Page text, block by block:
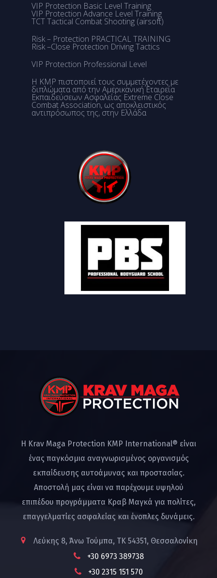
VIP Protection Basic Level Training
VIP Protection Advance Level Training
TCT Tactical Combat Shooting (airsoft)
Risk – Protection PRACTICAL TRAINING
Risk –Close Protection Driving Tactics
VIP Protection Professional Level
Η ΚΜΡ πιστοποιεί τους συμμετέχοντες με
διπλώματα από την Αμερικανική Εταιρεία
Εκπαιδεύσεων Ασφαλείας Extreme Close
Combat Association, ως αποκλειστικός
αντιπρόσωπος της, στην Ελλάδα
Η Krav Maga Protection KMP International® είναι
ένας παγκόσμια αναγνωρισμένος οργανισμός
εκπαίδευσης αυτοάμυνας και προστασίας.
Αποστολή μας είναι να παρέχουμε υψηλού
επιπέδου προγράμματα Κραβ Μαγκά για πολίτες,
επαγγελματίες ασφαλείας και ένοπλες δυνάμεις.
Λεύκης 8, Άνω Τούμπα, ΤΚ 54351, Θεσσαλονίκη
+30 6973 389738
+30 2315 151 570